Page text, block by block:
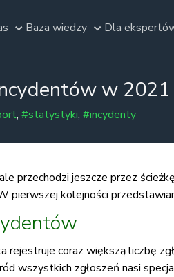
Baza wiedzy Dla
w 2021
, #statystyki, #incydenty
przechodzi jeszcze przez
pierwszej kolejności
rejestruje coraz większą liczbę
wszystkich zgłoszeń nasi